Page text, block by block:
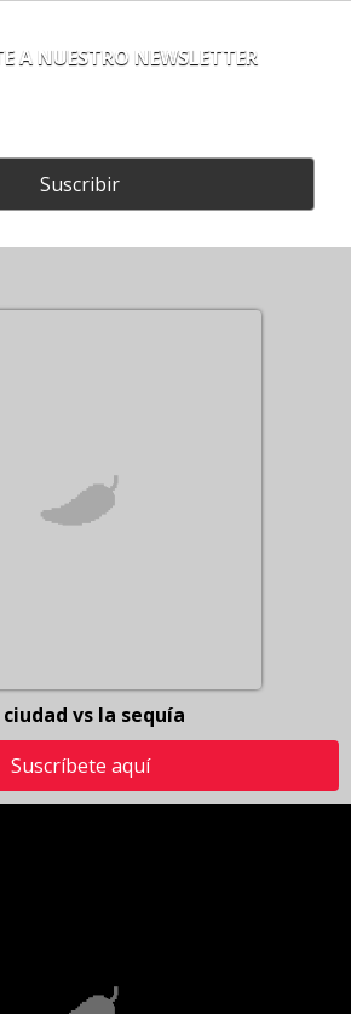
A NUESTRO NEWSLETTER
Suscribir
ciudad vs la sequía
Suscríbete aquí